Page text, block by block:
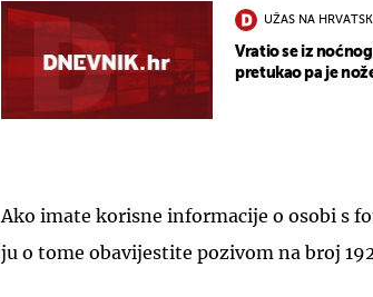
UŽAS NA
Vratio se iz
pretukao pa je
Ako imate korisne informacije o osobi s
ju o tome obavijestite pozivom na broj